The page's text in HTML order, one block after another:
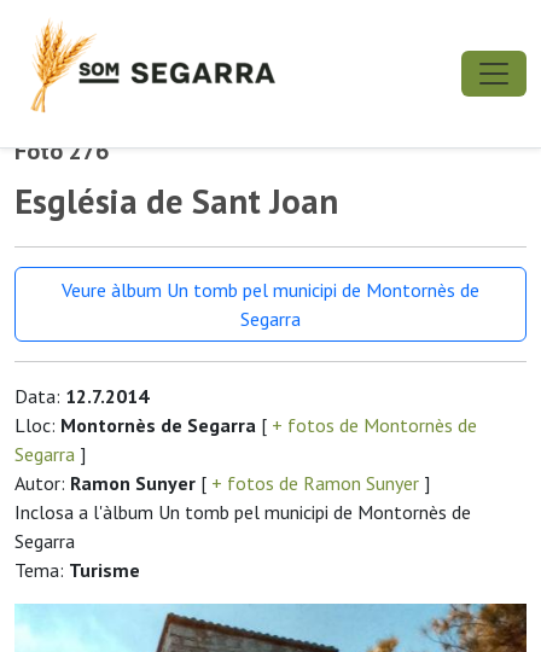
Foto 276
Església de Sant Joan
Veure àlbum Un tomb pel municipi de Montornès de
Segarra
Data: 12.7.2014
Lloc: Montornès de Segarra [ + fotos de Montornès de
Segarra ]
Autor: Ramon Sunyer [ + fotos de Ramon Sunyer ]
Inclosa a l'àlbum Un tomb pel municipi de Montornès de
Segarra
Tema: Turisme